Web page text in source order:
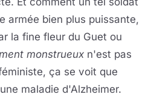
armée bien plus puissante,
la fine fleur du Guet ou
monstrueux n'est pas
ça se voit que
maladie d'Alzheimer.